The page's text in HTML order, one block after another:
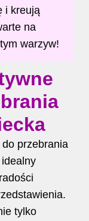
i kreują
na
warzyw!
przebrania
tylko